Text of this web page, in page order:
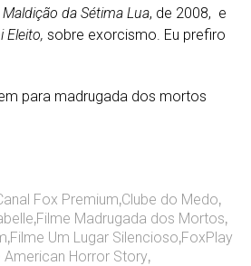
Maldição da Sétima Lua, de 2008, e
Eleito, sobre exorcismo. Eu prefiro
Fox Premium,Clube do Medo,
,Filme Madrugada dos Mortos,
,Filme Um Lugar Silencioso,FoxPlay
American Horror Story,